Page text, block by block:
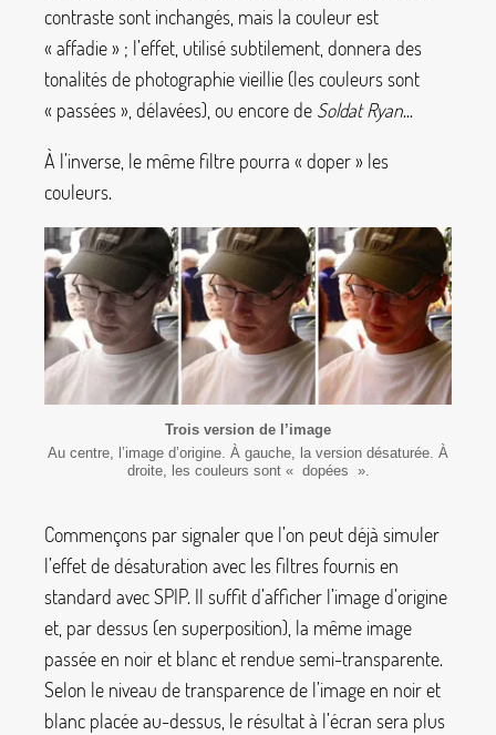
contraste sont inchangés, mais la couleur est
« affadie» ; l’effet, utilisé subtilement, donnera des
tonalités de photographie vieillie (les couleurs sont
« passées», délavées), ou encore de Soldat Ryan...
À l’inverse, le même filtre pourra « doper» les
couleurs.
Trois version de l’image
Au centre, l’image d’origine. À gauche, la version désaturée. À
droite, les couleurs sont « dopées ».
Commençons par signaler que l’on peut déjà simuler
l’effet de désaturation avec les filtres fournis en
standard avec SPIP. Il suffit d’afficher l’image d’origine
et, par dessus (en superposition), la même image
passée en noir et blanc et rendue semi-transparente.
Selon le niveau de transparence de l’image en noir et
blanc placée au-dessus, le résultat à l’écran sera plus